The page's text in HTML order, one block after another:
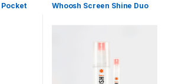
Whoosh Screen Shine Duo